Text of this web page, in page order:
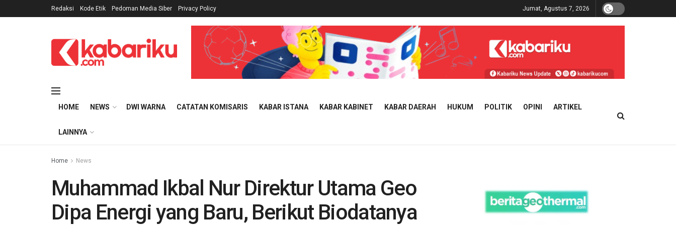
Redaksi Kode Etik Pedoman Media Siber Privacy Policy Jumat, Agustus 7, 2026
HOME NEWS DWI WARNA CATATAN KOMISARIS KABAR ISTANA KABAR KABINET KABAR DAERAH HUKUM POLITIK OPINI ARTIKEL
LAINNYA
Home News
Muhammad Ikbal Nur Direktur Utama Geo
Dipa Energi yang Baru, Berikut Biodatanya